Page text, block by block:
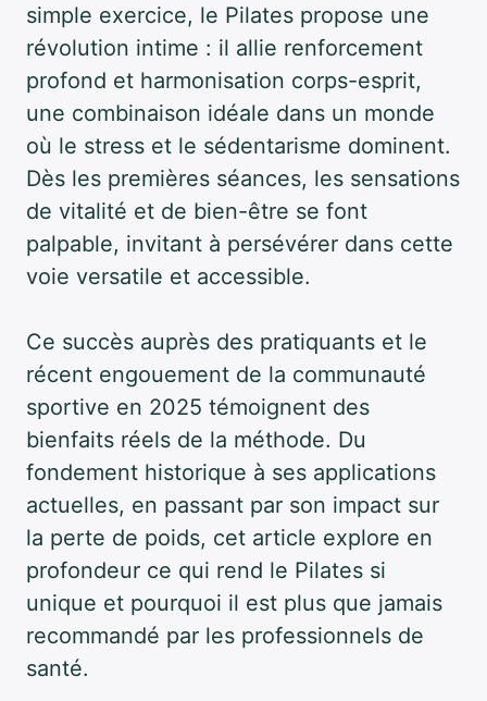
simple exercice, le Pilates propose une
révolution intime : il allie renforcement
profond et harmonisation corps-esprit,
une combinaison idéale dans un monde
où le stress et le sédentarisme dominent.
Dès les premières séances, les sensations
de vitalité et de bien-être se font
palpable, invitant à persévérer dans cette
voie versatile et accessible.
Ce succès auprès des pratiquants et le
récent engouement de la communauté
sportive en 2025 témoignent des
bienfaits réels de la méthode. Du
fondement historique à ses applications
actuelles, en passant par son impact sur
la perte de poids, cet article explore en
profondeur ce qui rend le Pilates si
unique et pourquoi il est plus que jamais
recommandé par les professionnels de
santé.